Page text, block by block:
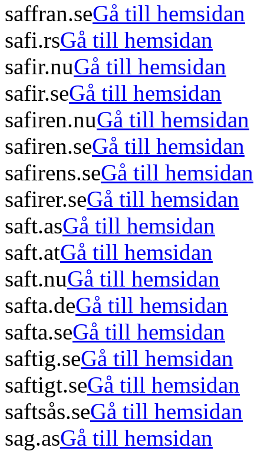
saffran.seGå till hemsidan
safi.rsGå till hemsidan
safir.nuGå till hemsidan
safir.seGå till hemsidan
safiren.nuGå till hemsidan
safiren.seGå till hemsidan
safirens.seGå till hemsidan
safirer.seGå till hemsidan
saft.asGå till hemsidan
saft.atGå till hemsidan
saft.nuGå till hemsidan
safta.deGå till hemsidan
safta.seGå till hemsidan
saftig.seGå till hemsidan
saftigt.seGå till hemsidan
saftsås.seGå till hemsidan
sag.asGå till hemsidan